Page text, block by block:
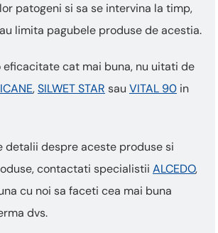
patogeni si sa se intervina la timp,
limita pagubele produse de acestia.
eficacitate cat mai buna, nu uitati de
,SILWET STAR sau VITAL 90 in
detalii despre aceste produse si
contactati specialistii ALCEDO,
cu noi sa faceti cea mai buna
dvs.